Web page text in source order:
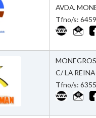
AVDA.
Tfno/s:
C/ LA
Tfno/s: